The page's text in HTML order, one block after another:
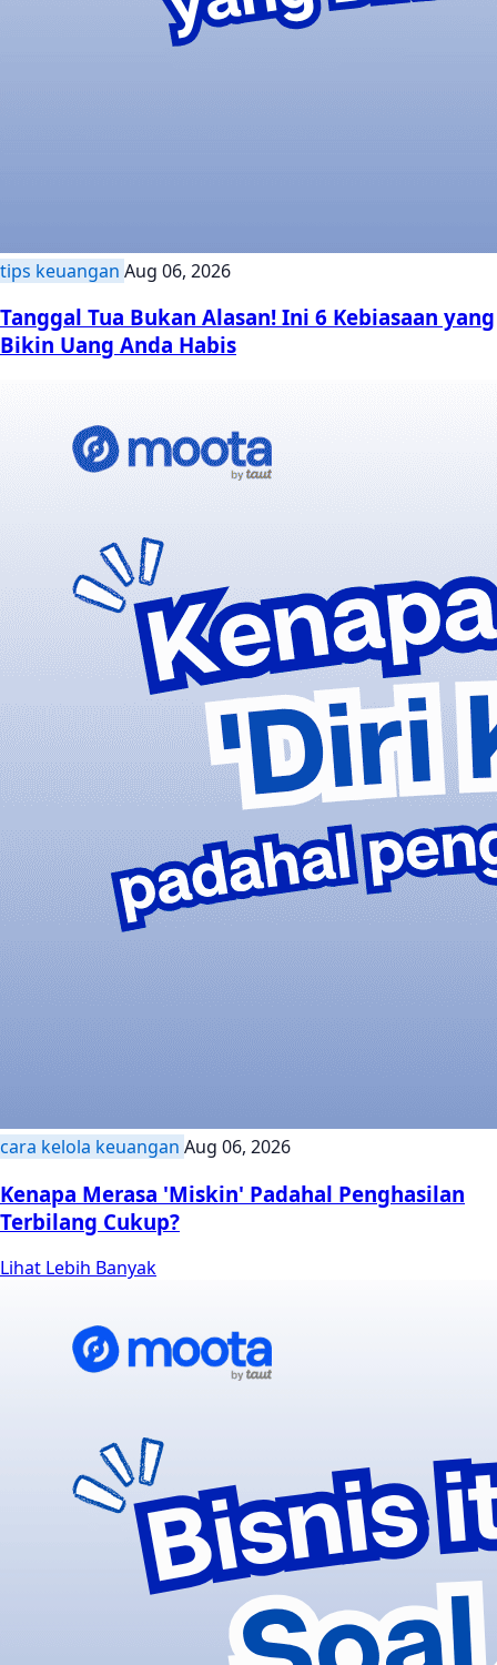
tips keuangan Aug 06, 2026
Tanggal Tua Bukan Alasan! Ini 6 Kebiasaan yang
Bikin Uang Anda Habis
cara kelola keuangan Aug 06, 2026
Kenapa Merasa 'Miskin' Padahal Penghasilan
Terbilang Cukup?
Lihat Lebih Banyak